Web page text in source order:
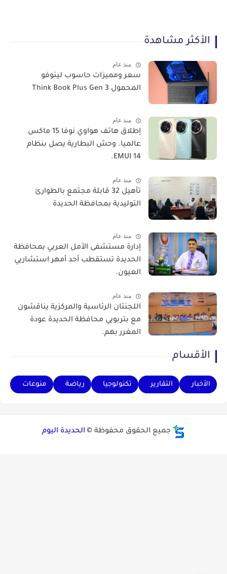
الأكثر مشاهدة
منذ عام
سعر ومميزات حاسوب لينوفو
المحمول Think Book Plus Gen 3
منذ عام
​إطلاق هاتف هواوي نوفا 15 ماكس
عالميا. وحش البطارية يصل بنظام
EMUI 14.
منذ عام
تأهيل 32 قابلة مجتمع بالطوارئ
التوليدية بمحافظة الحديدة
منذ عام
إدارة مستشفى الأمل العربي بمحافظة
الحديدة تستقطب أحد أمهر استشاريي
العيون.
منذ عام
اللجنتان الرئاسية والمركزية يناقشون
مع بتربويي محافظة الحديدة عودة
المغرر بهم.
الأقسام
الأخبار التقارير تكنولوجيا رياضة منوعات
جميع الحقوق محفوظة © الحديدة اليوم